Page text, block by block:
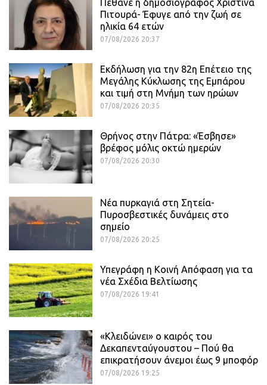
Πέθανε η δημοσιογράφος Χριστίνα
Πιτουρά- Έφυγε από την ζωή σε
ηλικία 64 ετών
07/08/2026 20:37
Εκδήλωση για την 82η Επέτειο της
Μεγάλης Κύκλωσης της Εμπάρου
και τιμή στη Μνήμη των ηρώων
07/08/2026 20:35
Θρήνος στην Πάτρα: «Έσβησε»
βρέφος μόλις οκτώ ημερών
07/08/2026 20:30
Νέα πυρκαγιά στη Σητεία-
Πυροσβεστικές δυνάμεις στο
σημείο
07/08/2026 20:25
Υπεγράφη η Κοινή Απόφαση για τα
νέα Σχέδια Βελτίωσης
07/08/2026 19:41
«Κλειδώνει» ο καιρός του
Δεκαπενταύγουστου – Πού θα
επικρατήσουν άνεμοι έως 9 μποφόρ
07/08/2026 19:25